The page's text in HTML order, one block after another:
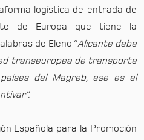
logística de entrada de
de Europa que tiene la
de Eleno “Alicante debe
transeuropea de transporte
del Magreb, ese es el
Española para la Promoción